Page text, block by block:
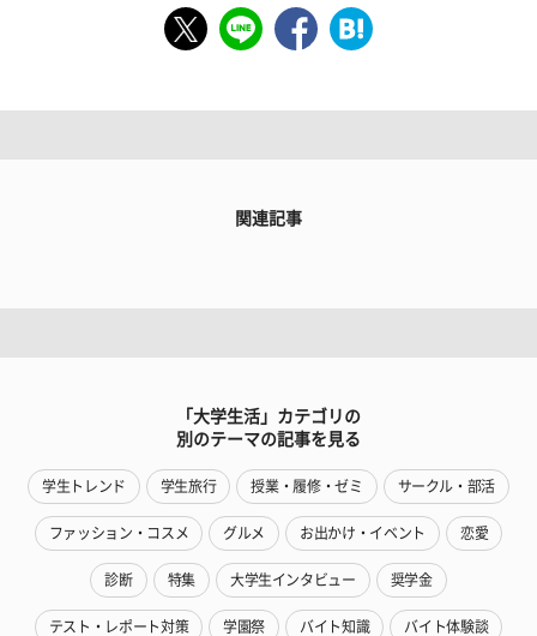
関連記事
「大学生活」カテゴリの
別のテーマの記事を見る
学生トレンド 学生旅行 授業・履修・ゼミ サークル・部活
ファッション・コスメ グルメ お出かけ・イベント 恋愛
診断 特集 大学生インタビュー 奨学金
テスト・レポート対策 学園祭 バイト知識 バイト体験談